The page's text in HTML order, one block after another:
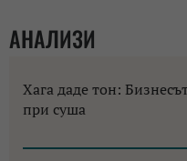
АНАЛИЗИ
Хага даде тон:
при суша